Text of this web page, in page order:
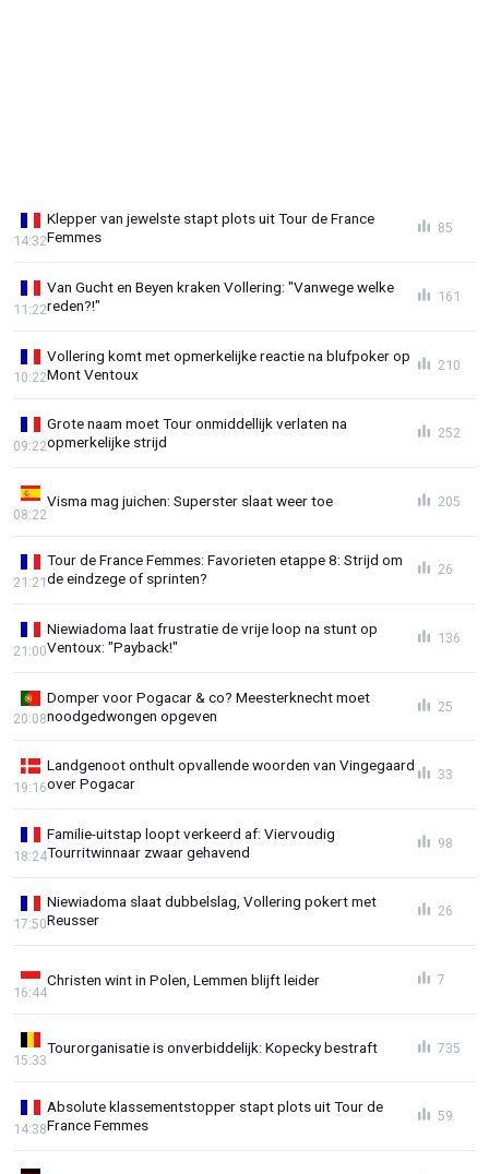
Klepper van jewelste stapt plots uit Tour de France
Femmes
14:32
85
Van Gucht en Beyen kraken Vollering: "Vanwege welke
reden?!"
11:22
161
Vollering komt met opmerkelijke reactie na blufpoker op
Mont Ventoux
10:22
210
Grote naam moet Tour onmiddellijk verlaten na
opmerkelijke strijd
09:22
252
Visma mag juichen: Superster slaat weer toe
08:22
205
Tour de France Femmes: Favorieten etappe 8: Strijd om
de eindzege of sprinten?
21:21
26
Niewiadoma laat frustratie de vrije loop na stunt op
Ventoux: "Payback!"
21:00
136
Domper voor Pogacar & co? Meesterknecht moet
noodgedwongen opgeven
20:08
25
Landgenoot onthult opvallende woorden van Vingegaard
over Pogacar
19:16
33
Familie-uitstap loopt verkeerd af: Viervoudig
Tourritwinnaar zwaar gehavend
18:24
98
Niewiadoma slaat dubbelslag, Vollering pokert met
Reusser
17:50
26
Christen wint in Polen, Lemmen blijft leider
16:44
7
Tourorganisatie is onverbiddelijk: Kopecky bestraft
15:33
735
Absolute klassementstopper stapt plots uit Tour de
France Femmes
14:38
59